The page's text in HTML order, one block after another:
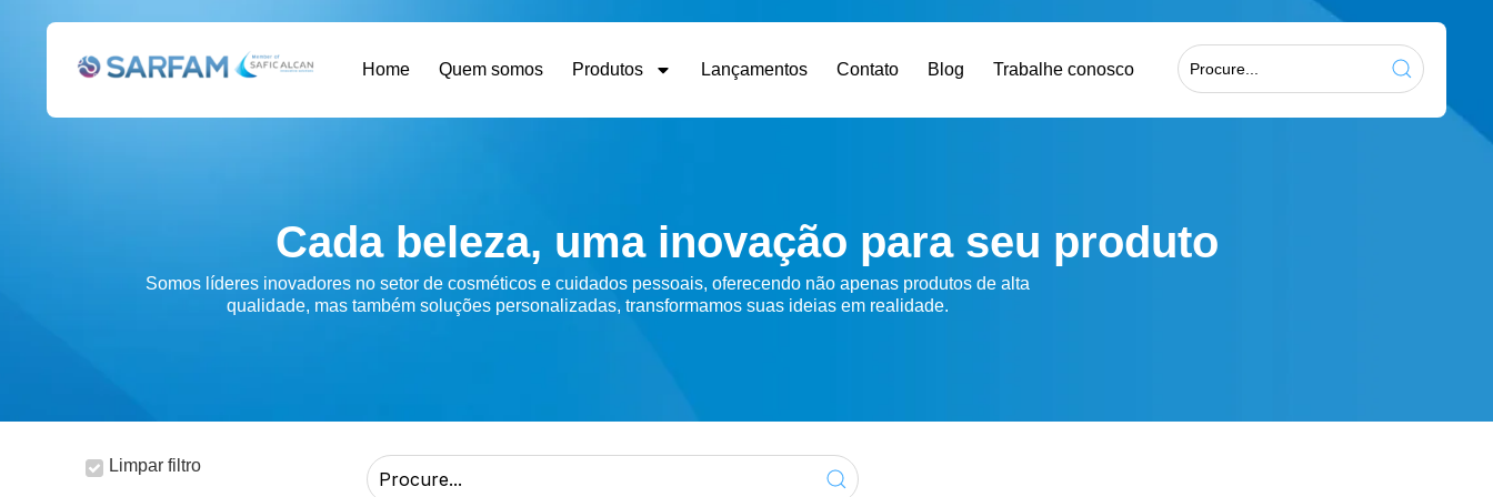
Home Quem somos Produtos Lançamentos Contato Blog Trabalhe conosco
Cada beleza, uma inovação para seu produto
Somos líderes inovadores no setor de cosméticos e cuidados pessoais, oferecendo não apenas produtos de alta
qualidade, mas também soluções personalizadas, transformamos suas ideias em realidade.
Limpar filtro